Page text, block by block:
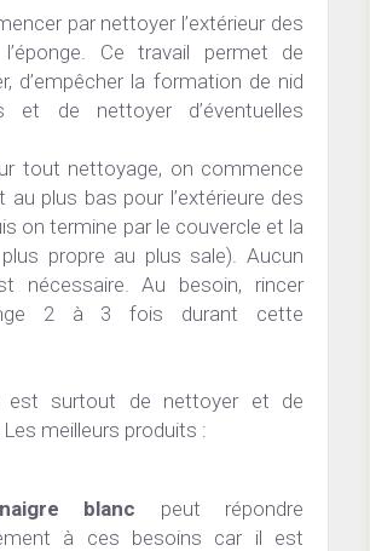
par nettoyer l’extérieur des
Ce travail permet de
d’empêcher la formation de nid
et de nettoyer d’éventuelles
tout nettoyage, on commence
au plus bas pour l’extérieure des
on termine par le couvercle et la
propre au plus sale). Aucun
nécessaire. Au besoin, rincer
2 à 3 fois durant cette
est surtout de nettoyer et de
meilleurs produits :
blanc peut répondre
à ces besoins car il est